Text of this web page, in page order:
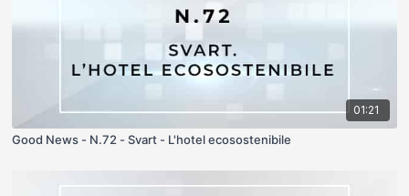
01:21
Good News - N.72 - Svart - L'hotel ecosostenibile